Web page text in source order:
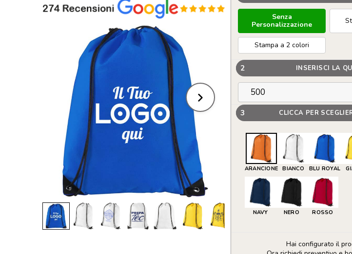
Senza
Personalizzazione
Stampa a 2 colori
2 INSERISCI LA
3 CLICCA PER
ARANCIONE BIANCO BLU ROYAL
NAVY NERO ROSSO
Hai configurato il